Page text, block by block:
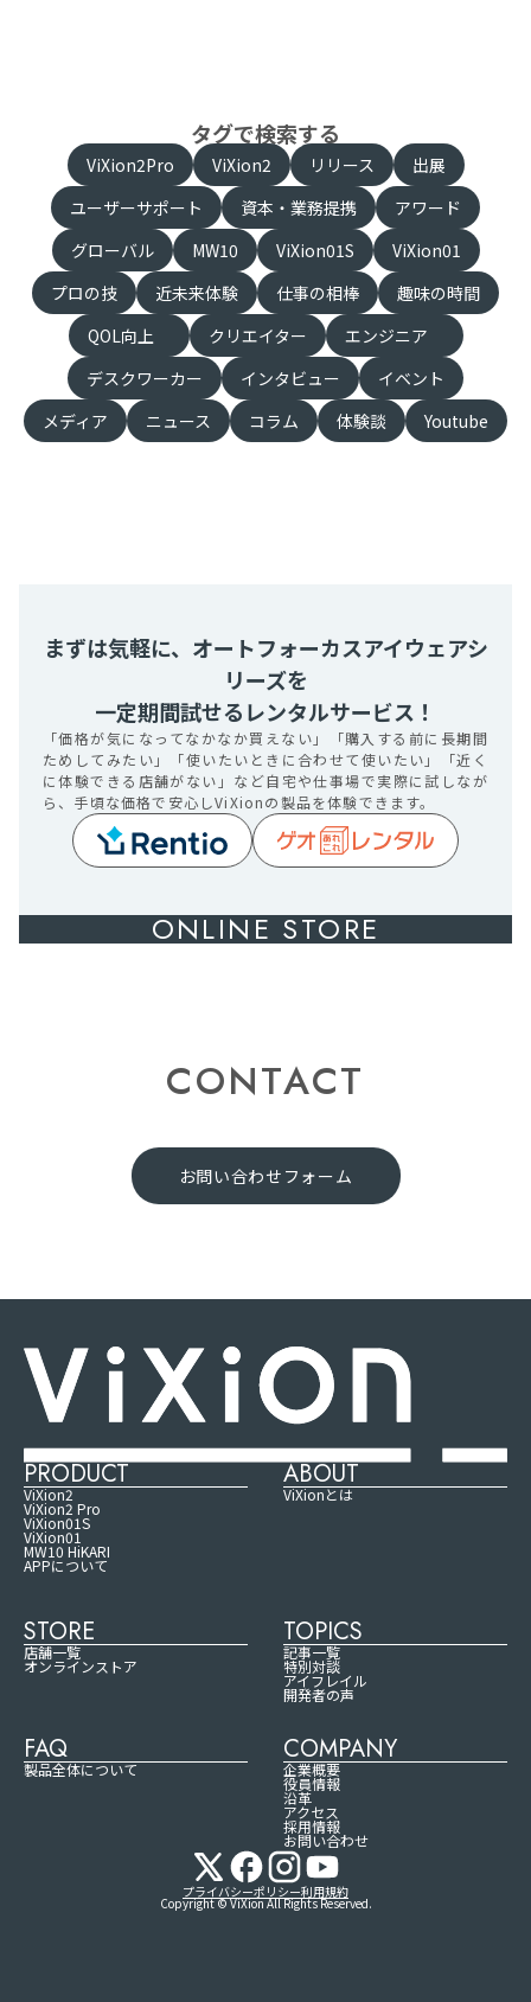
タグで検索する
ViXion2Pro ViXion2 リリース
出展
ユーザーサポート
資本・業務提携
アワード
グローバル
MW10 ViXion01S
ViXion01
プロの技
近未来体験 仕事の相棒
趣味の時間
QOL向上
クリエイター
エンジニア
デスクワーカー
インタビュー
イベント
メディア
ニュース コラム 体験談 Youtube
まずは気軽に、オートフォーカスアイウェアシ
リーズを
一定期間試せるレンタルサービス！
「価格が気になってなかなか買えない」「購入する前に長期間
ためしてみたい」「使いたいときに合わせて使いたい」「近く
に体験できる店舗がない」など自宅や仕事場で実際に試しなが
ら、手頃な価格で安心しViXionの製品を体験できます。
ONLINE STORE
CONTACT
お問い合わせフォーム
PRODUCT
ViXion2
ViXion2 Pro
ViXion01S
ViXion01
MW10 HiKARI
APPについて
ABOUT
ViXionとは
STORE
店舗一覧
オンラインストア
TOPICS
記事一覧
特別対談
アイフレイル
開発者の声
FAQ
製品全体について
COMPANY
企業概要
役員情報
沿革
アクセス
採用情報
お問い合わせ
Copyright © ViXion All Rights Reserved.
プライバシーポリシー利用規約